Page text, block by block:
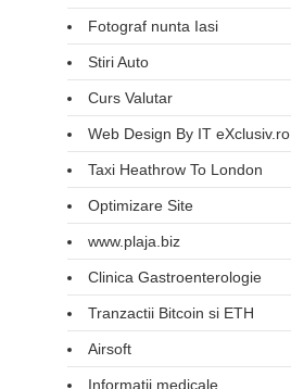
Fotograf nunta Iasi
Stiri Auto
Curs Valutar
Web Design By IT eXclusiv.ro
Taxi Heathrow To London
Optimizare Site
www.plaja.biz
Clinica Gastroenterologie
Tranzactii Bitcoin si ETH
Airsoft
Informatii medicale